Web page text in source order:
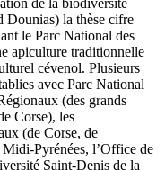
de la biodiversité
Dounias) la thèse cifre
le Parc National des
apiculture traditionnelle
cévenol. Plusieurs
avec Parc National
(des grands
Corse), les
(de Corse, de
Midi-Pyrénées, l’Office de
Saint-Denis de la